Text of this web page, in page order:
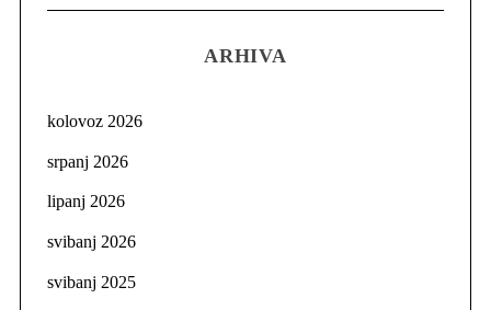
ARHIVA
kolovoz 2026
srpanj 2026
lipanj 2026
svibanj 2026
svibanj 2025